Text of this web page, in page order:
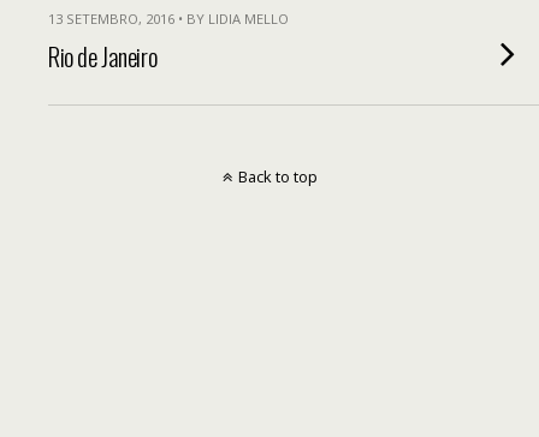
13 SETEMBRO, 2016 • BY LIDIA MELLO
Rio de Janeiro
Back to top